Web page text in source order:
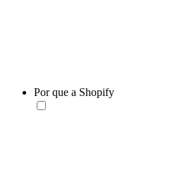
Por que a Shopify